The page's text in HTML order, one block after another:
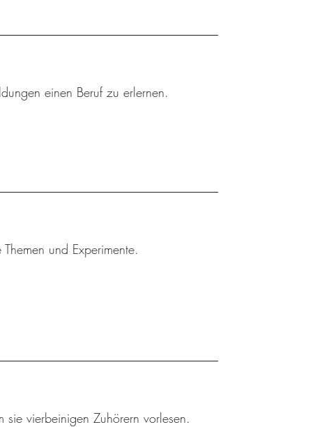
einen Beruf zu erlernen.
und Experimente.
sie vierbeinigen Zuhörern vorlesen.